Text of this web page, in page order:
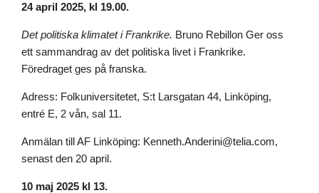
24 april 2025, kl 19.00.
Det politiska klimatet i Frankrike. Bruno Rebillon Ger oss
ett sammandrag av det politiska livet i Frankrike.
Föredraget ges på franska.
Adress: Folkuniversitetet, S:t Larsgatan 44, Linköping,
entré E, 2 vån, sal 11.
Anmälan till AF Linköping: Kenneth.Anderini@telia.com,
senast den 20 april.
10 maj 2025 kl 13.